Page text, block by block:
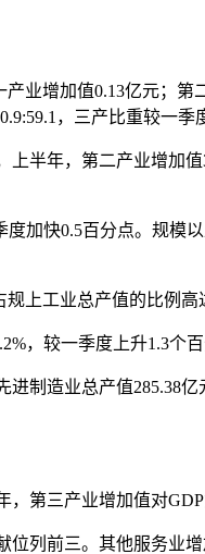
增加值0.13亿元；第
，三产比重较一季
年，第二产业增加值
快0.5百分点。规模
工业总产值的比例高
较一季度上升1.3个百
造业总产值285.38亿
三产业增加值对GDP
前三。其他服务业增